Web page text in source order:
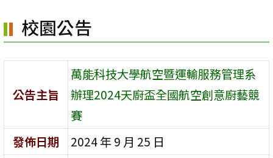
區
校園公告
公告主旨
萬能科技大學航空暨運輸服務管理系
辦理2024天廚盃全國航空創意廚藝競
賽
發佈日期
2024 年 9 月 25 日